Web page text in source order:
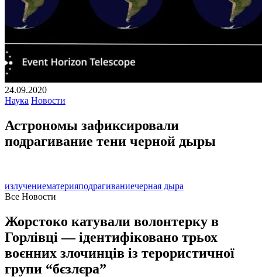
24.09.2020
Наука Новости
Астрономы зафиксировали
подрагивание тени черной дыры
излучениематерияподрагиваниечерная дыра
Все Новости
Жорстоко катували волонтерку в
Горлівці — ідентифіковано трьох
воєнних злочинців із терористичної
групи “бєзлєра”